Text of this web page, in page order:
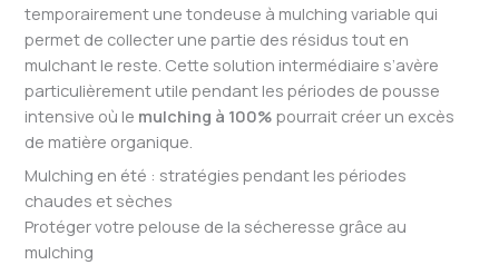
temporairement une tondeuse à mulching variable qui
permet de collecter une partie des résidus tout en
mulchant le reste. Cette solution intermédiaire s’avère
particulièrement utile pendant les périodes de pousse
intensive où le mulching à 100%pourrait créer un excès
de matière organique.
Mulching en été : stratégies pendant les périodes
chaudes et sèches
Protéger votre pelouse de la sécheresse grâce au
mulching